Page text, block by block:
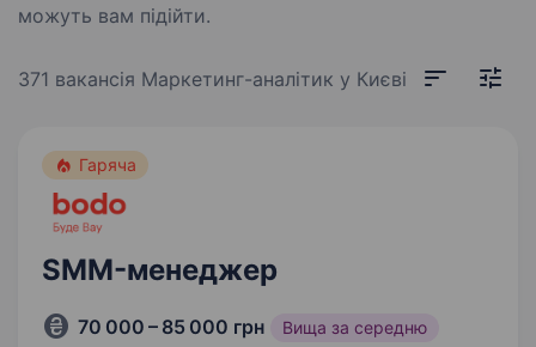
можуть вам підійти.
371 вакансія Маркетинг-аналітик у Києві
Гаряча
SMM-менеджер
70 000 – 85 000 грн Вища за середню